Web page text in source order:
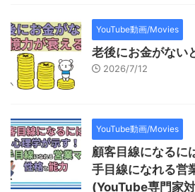
YouTube動画/Movies
老後にお金がない
2026/7/12
YouTube動画/Movies
顧客目線になるに
手目線になれる営
(YouTube専門家